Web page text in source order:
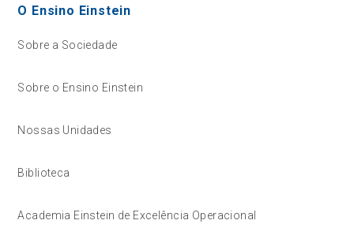
O Ensino Einstein
Sobre a Sociedade
Sobre o Ensino Einstein
Nossas Unidades
Biblioteca
Academia Einstein de Excelência Operacional